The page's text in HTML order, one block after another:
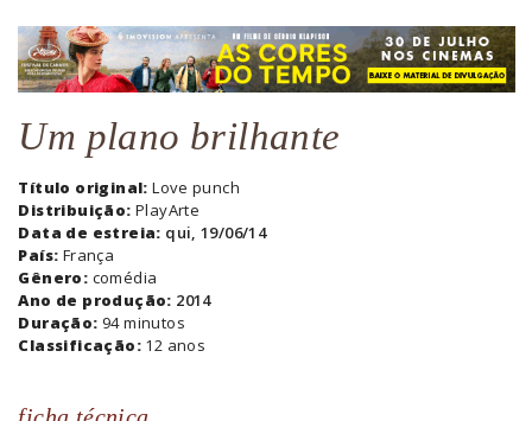
Um plano brilhante
Título original:Love punch
Distribuição: PlayArte
Data de estreia: qui, 19/06/14
País: França
Gênero: comédia
Ano de produção: 2014
Duração: 94 minutos
Classificação: 12 anos